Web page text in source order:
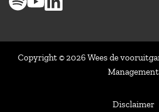
Copyright © 2026 Wees de
Management
Disclaimer